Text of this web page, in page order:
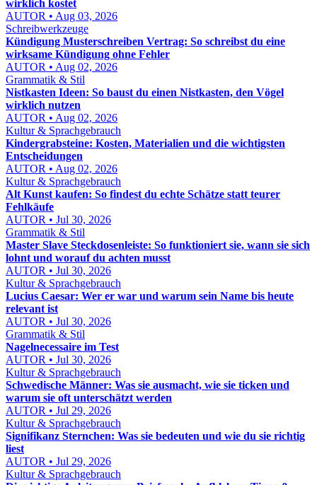
wirklich kostet
AUTOR • Aug 03, 2026
Schreibwerkzeuge
Kündigung Musterschreiben Vertrag: So schreibst du eine
wirksame Kündigung ohne Fehler
AUTOR • Aug 02, 2026
Grammatik & Stil
Nistkasten Ideen: So baust du einen Nistkasten, den Vögel
wirklich nutzen
AUTOR • Aug 02, 2026
Kultur & Sprachgebrauch
Kindergrabsteine: Kosten, Materialien und die wichtigsten
Entscheidungen
AUTOR • Aug 02, 2026
Kultur & Sprachgebrauch
Alt Kunst kaufen: So findest du echte Schätze statt teurer
Fehlkäufe
AUTOR • Jul 30, 2026
Grammatik & Stil
Master Slave Steckdosenleiste: So funktioniert sie, wann sie sich
lohnt und worauf du achten musst
AUTOR • Jul 30, 2026
Kultur & Sprachgebrauch
Lucius Caesar: Wer er war und warum sein Name bis heute
relevant ist
AUTOR • Jul 30, 2026
Grammatik & Stil
Nagelnecessaire im Test
AUTOR • Jul 30, 2026
Kultur & Sprachgebrauch
Schwedische Männer: Was sie ausmacht, wie sie ticken und
warum sie oft unterschätzt werden
AUTOR • Jul 29, 2026
Kultur & Sprachgebrauch
Signifikanz Sternchen: Was sie bedeuten und wie du sie richtig
liest
AUTOR • Jul 29, 2026
Kultur & Sprachgebrauch